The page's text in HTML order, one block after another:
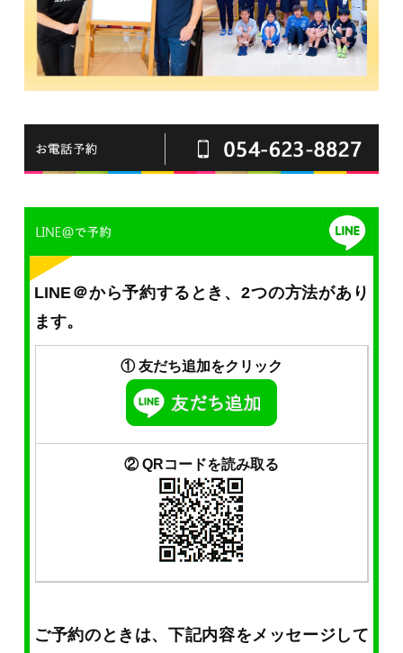
LINE＠から予約するとき、2つの方法があり
ます。
① 友だち追加をクリック
② QRコードを読み取る
ご予約のときは、下記内容をメッセージして